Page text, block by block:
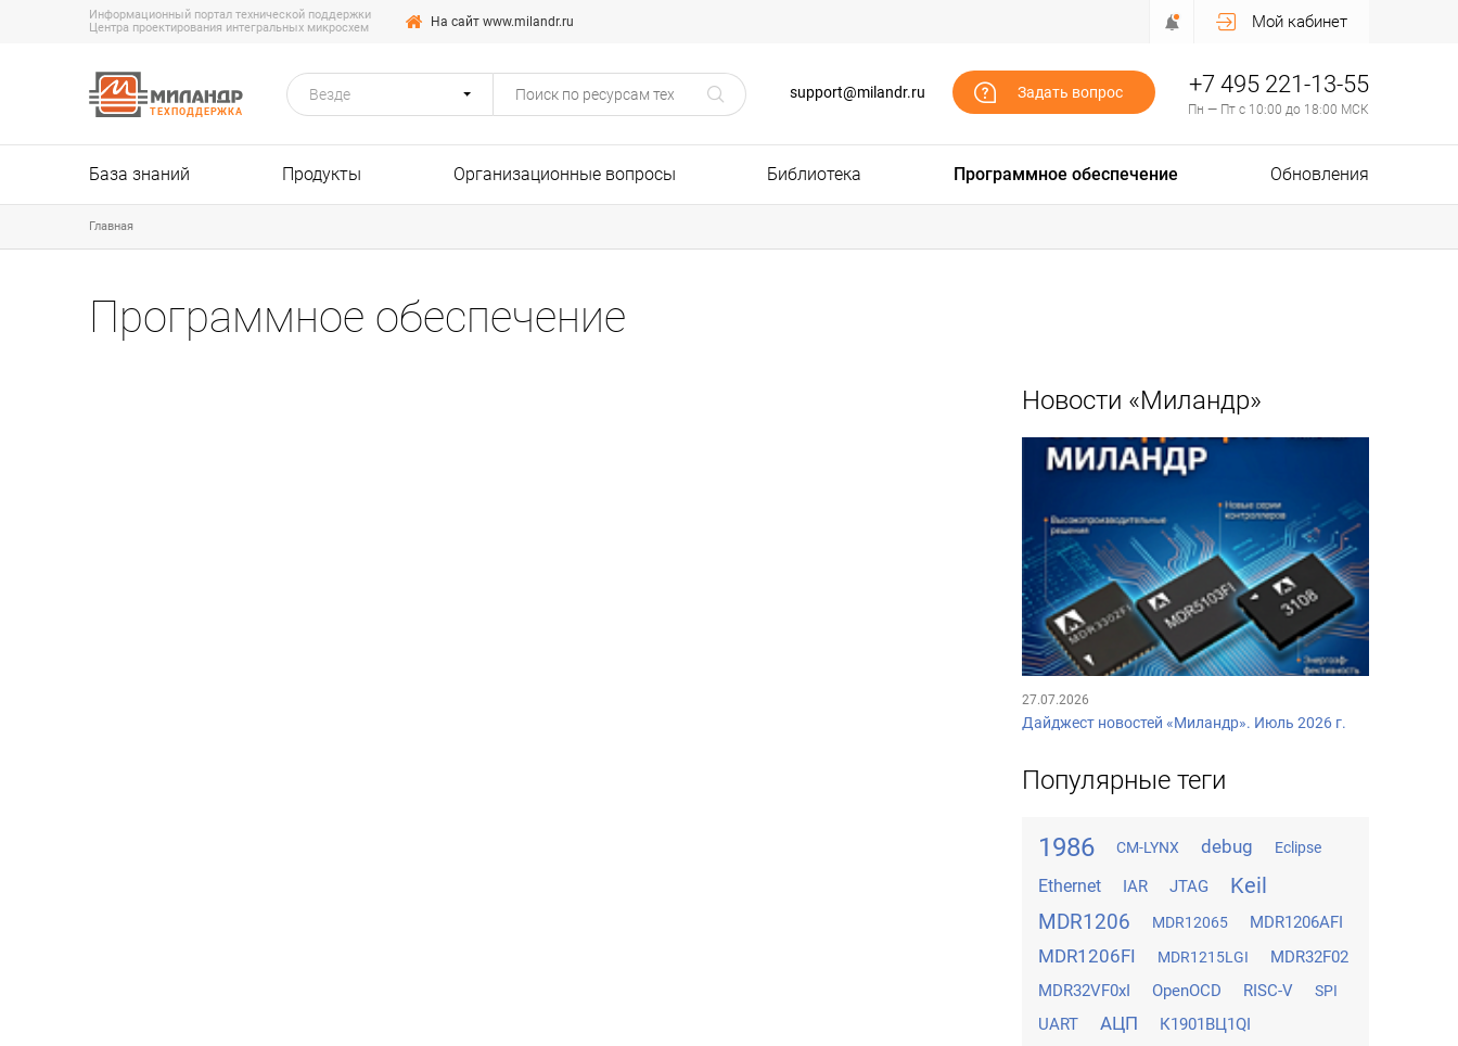
Информационный портал технической поддержки
Центра проектирования интегральных микросхем
На сайт www.milandr.ru Мой кабинет
ТЕХПОДДЕРЖКА
Везде support@milandr.ru Задать вопрос +7 495 221-13-55
Пн — Пт с 10:00 до 18:00 МСК
База знаний Продукты Организационные вопросы Библиотека Программное обеспечение Обновления
Главная
Программное обеспечение
Новости «Миландр»
27.07.2026
Дайджест новостей «Миландр». Июль 2026 г.
Популярные теги
1986 CM-LYNX debug Eclipse
Ethernet IAR JTAG Keil
MDR1206 MDR12065 MDR1206AFI
MDR1206FI MDR1215LGI
MDR32F02
MDR32VF0xI
OpenOCD RISC-V SPI
UART АЦП К1901ВЦ1QI